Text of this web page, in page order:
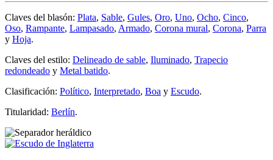
Claves del blasón: Plata, Sable, Gules, Oro, Uno, Ocho, Cinco,
Oso, Rampante, Lampasado, Armado, Corona mural, Corona, Parra
y Hoja.
Claves del estilo: Delineado de sable, Iluminado, Trapecio
redondeado y Metal batido.
Clasificación: Político, Interpretado, Boa y Escudo.
Titularidad: Berlín.